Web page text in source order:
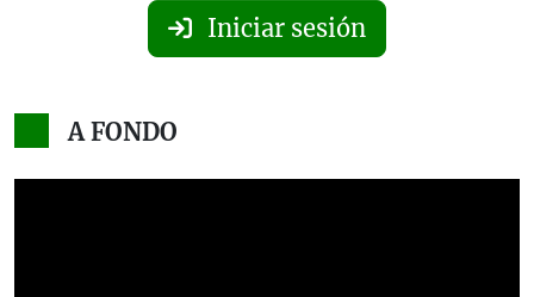
Iniciar sesión
A FONDO